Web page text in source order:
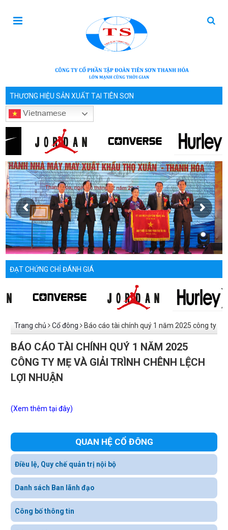
THƯƠNG HIỆU SẢN XUẤT TẠI TIÊN SƠN
Vietnamese
ĐẠT CHỨNG CHỈ ĐÁNH GIÁ
Trang chủ Cổ đông Báo cáo tài chính quý 1 năm 2025 công ty
mẹ và giải trình chênh lệch lợi nhuận
BÁO CÁO TÀI CHÍNH QUÝ 1 NĂM 2025
CÔNG TY MẸ VÀ GIẢI TRÌNH CHÊNH LỆCH
LỢI NHUẬN
(Xem thêm tại đây)
QUAN HỆ CỔ ĐÔNG
Điều lệ, Quy chế quản trị nội bộ
Danh sách Ban lãnh đạo
Công bố thông tin